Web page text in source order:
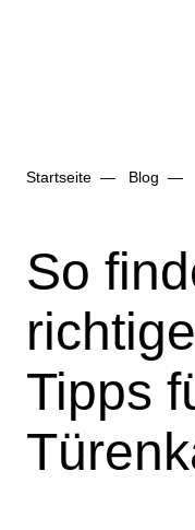
Startseite Blog
So
Tipps